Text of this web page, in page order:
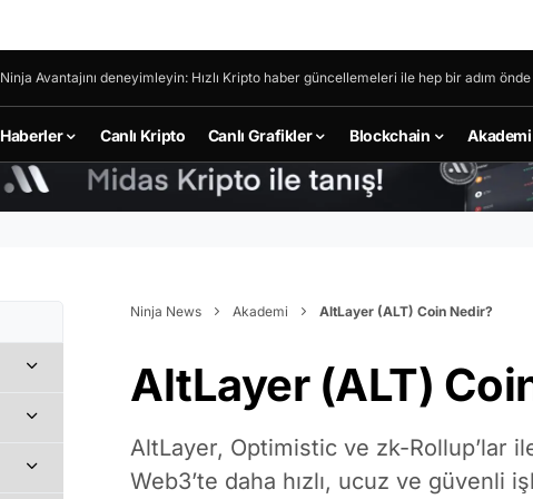
Ninja Avantajını deneyimleyin: Hızlı Kripto haber güncellemeleri ile hep bir adım
Haberler Canlı Kripto Canlı Grafikler Blockchain Akademi
Ninja News Akademi AltLayer (ALT) Coin Nedir?
AltLayer (ALT)
AltLayer, Optimistic ve zk-Rollup’lar
Web3’te daha hızlı, ucuz ve güvenli